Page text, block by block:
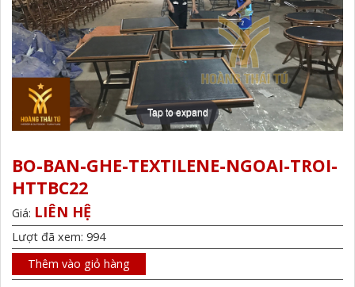
Tap to expand
BO-BAN-GHE-TEXTILENE-NGOAI-TROI-
HTTBC22
Giá: LIÊN HỆ
Lượt đã xem: 994
Thêm vào giỏ hàng